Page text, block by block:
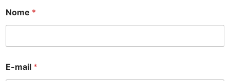
Nome *
E-mail *